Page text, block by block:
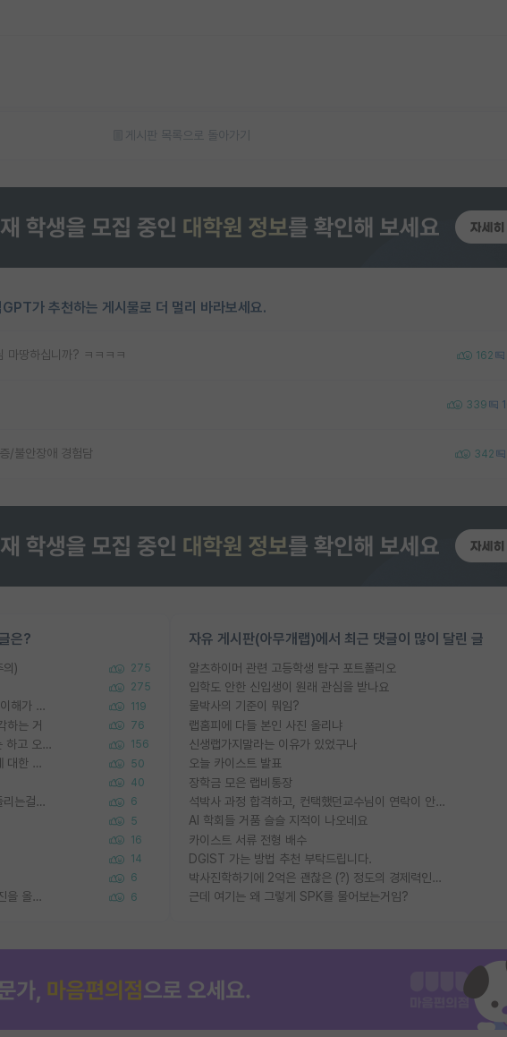
게시판 목록으로 돌아가기
가 추천하는 게시물로 더 멀리 바라보세요.
마땅하십니까? ㅋㅋㅋㅋ 162
339
/불안장애 경험담 342
은?
의) 275
275
대학원생들 교수에게 가스라이팅 당한 것은 이해가 갑니다. 안타깝네요. 119
하는 거 76
석사입학예정생 분들! 제발 어느 정도 각오는 하고 오세요. 156
포스텍 억까에 대해 (동문의 학문적 아웃풋에 대한 반박) 50
40
왜 후배가 못하는걸 교수님은 내 책임으로 돌리는걸까요? 6
5
16
14
6
정보보안 연구하는 입장에선 식별가능한 사진을 올리는건 비추이긴함 6
자유 게시판(아무개랩)에서 최근 댓글이 많이 달린 글
알츠하이머 관련 고등학생 탐구 포트폴리오
입학도 안한 신입생이 원래 관심을 받나요
물박사의 기준이 뭐임?
랩홈피에 다들 본인 사진 올리냐
신생랩가지말라는 이유가 있었구나
오늘 카이스트 발표
장학금 모은 랩비통장
석박사 과정 합격하고, 컨택했던교수님이 연락이 안됩니다...
AI 학회들 거품 슬슬 지적이 나오네요
카이스트 서류 전형 배수
DGIST 가는 방법 추천 부탁드립니다.
박사진학하기에 2억은 괜찮은 (?) 정도의 경제력인가요
근데 여기는 왜 그렇게 SPK를 물어보는거임?